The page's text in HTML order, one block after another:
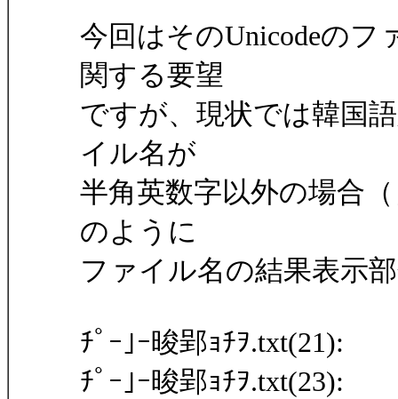
今回はそのUnicodeの
関する要望
ですが、現状では韓国
イル名が
半角英数字以外の場合
のように
ファイル名の結果表示
ﾁﾟｰ｣ｰ晙郢ｮﾁｦ.txt(21):
ﾁﾟｰ｣ｰ晙郢ｮﾁｦ.txt(23):